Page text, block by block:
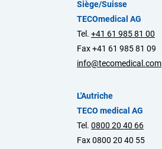
Siège/Suisse
TECOmedical AG
Tel. +41 61 985 81 00
Fax +41 61 985 81 09
info@tecomedical.com
L'Autriche
TECO medical AG
Tel. 0800 20 40 66
Fax 0800 20 40 55